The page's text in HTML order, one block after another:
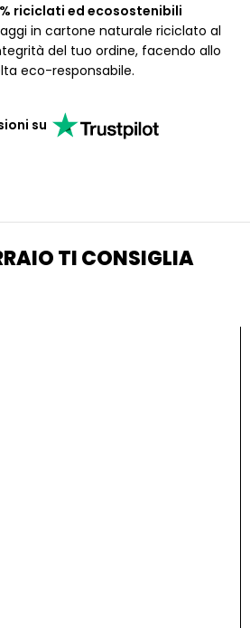
riciclati ed ecosostenibili
in cartone naturale riciclato al
del tuo ordine, facendo allo
eco-responsabile.
su
TI CONSIGLIA